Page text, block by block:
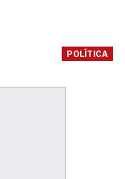
POLÍTICA